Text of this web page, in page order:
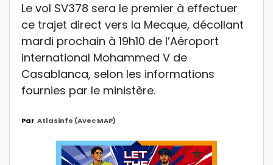
Le vol SV378 sera le premier à effectuer
ce trajet direct vers la Mecque, décollant
mardi prochain à 19h10 de l’Aéroport
international Mohammed V de
Casablanca, selon les informations
fournies par le ministère.
Par Atlasinfo (avec MAP)